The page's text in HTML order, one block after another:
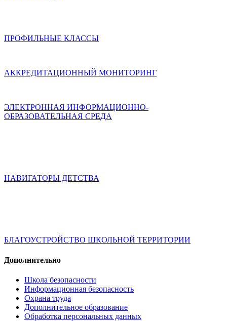
ПРОФИЛЬНЫЕ КЛАССЫ
АККРЕДИТАЦИОННЫЙ МОНИТОРИНГ
ЭЛЕКТРОННАЯ ИНФОРМАЦИОННО-
ОБРАЗОВАТЕЛЬНАЯ СРЕДА
НАВИГАТОРЫ ДЕТСТВА
БЛАГОУСТРОЙСТВО ШКОЛЬНОЙ ТЕРРИТОРИИ
Дополнительно
Школа безопасности
Информационная безопасность
Охрана труда
Дополнительное образование
Обработка персональных данных